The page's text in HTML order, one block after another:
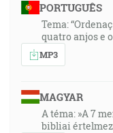
PORTUGUÊS
Tema:
quatro anjos e
MP3
MAGYAR
A téma: »A 7
bibliai